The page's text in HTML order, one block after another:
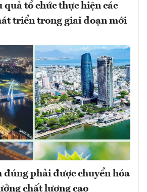
quả tổ chức thực hiện các
triển trong giai đoạn mới
đúng phải được chuyển hóa
chất lượng cao